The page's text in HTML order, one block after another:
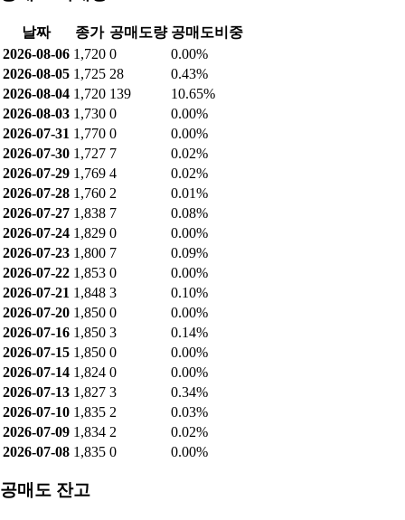
날짜 종가 공매도량 공매도비중
2026-08-06 1,720 0
0.00%
2026-08-05 1,725 28
0.43%
2026-08-04 1,720 139
10.65%
2026-08-03 1,730 0
0.00%
2026-07-31 1,770 0
0.00%
2026-07-30 1,727 7
0.02%
2026-07-29 1,769 4
0.02%
2026-07-28 1,760 2
0.01%
2026-07-27 1,838 7
0.08%
2026-07-24 1,829 0
0.00%
2026-07-23 1,800 7
0.09%
2026-07-22 1,853 0
0.00%
2026-07-21 1,848 3
0.10%
2026-07-20 1,850 0
0.00%
2026-07-16 1,850 3
0.14%
2026-07-15 1,850 0
0.00%
2026-07-14 1,824 0
0.00%
2026-07-13 1,827 3
0.34%
2026-07-10 1,835 2
0.03%
2026-07-09 1,834 2
0.02%
2026-07-08 1,835 0 0.00%
공매도 잔고